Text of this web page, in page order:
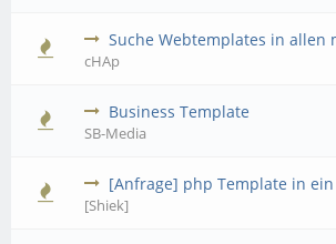
Suche Webtemplates in allen
cHAp
Business Template
SB-Media
[Anfrage] php Template in
[Shiek]